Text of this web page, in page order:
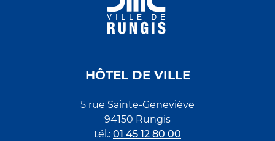
HÔTEL DE VILLE
5 rue Sainte-Geneviève
94150 Rungis
tél.: 01 45 12 80 00